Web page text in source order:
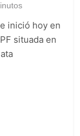
inició hoy en
situada en